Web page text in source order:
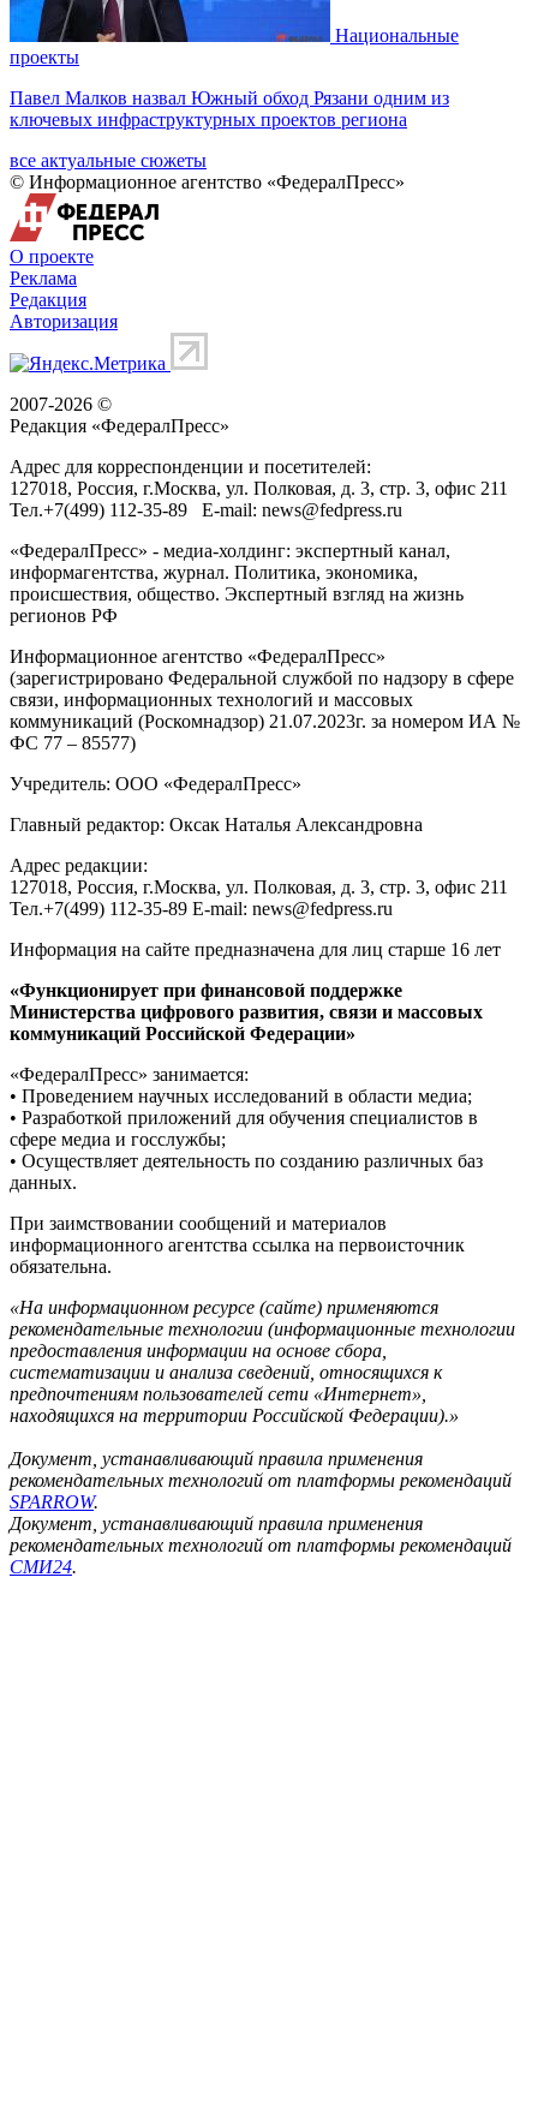
Национальные
проекты
Павел Малков назвал Южный обход Рязани одним из
ключевых инфраструктурных проектов региона
все актуальные сюжеты
© Информационное агентство «ФедералПресс»
О проекте
Реклама
Редакция
Авторизация
2007-2026 ©
Редакция «ФедералПресс»
Адрес для корреспонденции и посетителей:
127018, Россия, г.Москва, ул. Полковая, д. 3, стр. 3, офис 211
Тел.+7(499) 112-35-89 E-mail: news@fedpress.ru
«ФедералПресс» - медиа-холдинг: экспертный канал,
информагентства, журнал. Политика, экономика,
происшествия, общество. Экспертный взгляд на жизнь
регионов РФ
Информационное агентство «ФедералПресс»
(зарегистрировано Федеральной службой по надзору в сфере
связи, информационных технологий и массовых
коммуникаций (Роскомнадзор) 21.07.2023г. за номером ИА №
ФС 77 – 85577)
Учредитель: ООО «ФедералПресс»
Главный редактор: Оксак Наталья Александровна
Адрес редакции:
127018, Россия, г.Москва, ул. Полковая, д. 3, стр. 3, офис 211
Тел.+7(499) 112-35-89 E-mail: news@fedpress.ru
Информация на сайте предназначена для лиц старше 16 лет
«Функционирует при финансовой поддержке
Министерства цифрового развития, связи и массовых
коммуникаций Российской Федерации»
«ФедералПресс» занимается:
• Проведением научных исследований в области медиа;
• Разработкой приложений для обучения специалистов в
сфере медиа и госслужбы;
• Осуществляет деятельность по созданию различных баз
данных.
При заимствовании сообщений и материалов
информационного агентства ссылка на первоисточник
обязательна.
«На информационном ресурсе (сайте) применяются
рекомендательные технологии (информационные технологии
предоставления информации на основе сбора,
систематизации и анализа сведений, относящихся к
предпочтениям пользователей сети «Интернет»,
находящихся на территории Российской Федерации).»
Документ, устанавливающий правила применения
рекомендательных технологий от платформы рекомендаций
SPARROW.
Документ, устанавливающий правила применения
рекомендательных технологий от платформы рекомендаций
СМИ24.